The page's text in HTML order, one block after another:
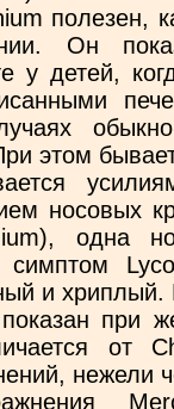
полезен,
Он
у детей,
этом
носовых
одна
симптом
и хриплый.
при
от
нежели